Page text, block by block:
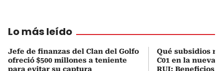
Lo más leído
Jefe de finanzas del Clan del Golfo
ofreció $500 millones a teniente
para evitar su captura
Qué subsidios
C01 en la nueva
RUI: Beneficios